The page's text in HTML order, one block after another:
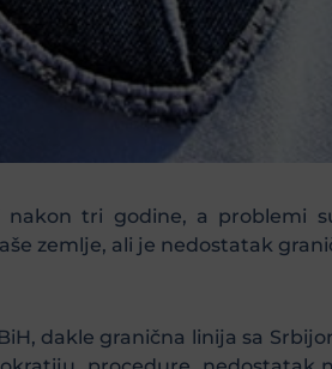
tri godine, a problemi
zemlje, ali je nedostatak
dakle granična linija sa